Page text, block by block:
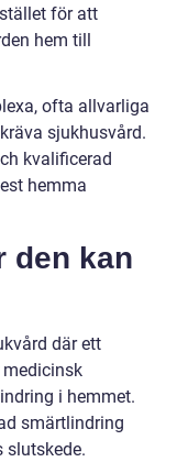
för att
hem till
ofta allvarliga
sjukhusvård.
kvalificerad
hemma
den kan
där ett
i hemmet.
smärtlindring